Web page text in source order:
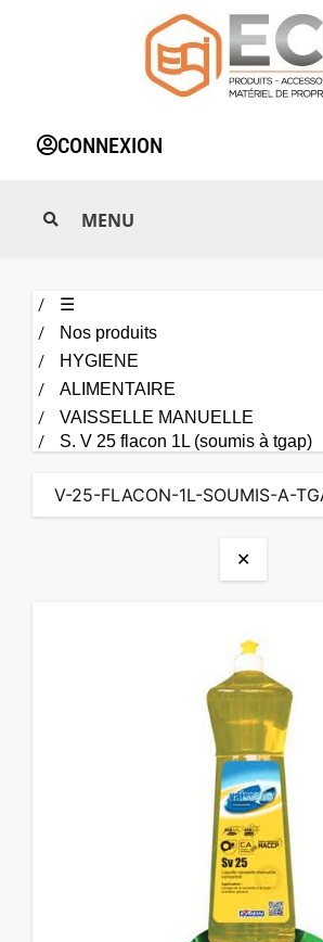
CONNEXION
☰
Nos produits
HYGIENE
ALIMENTAIRE
VAISSELLE MANUELLE
S. V 25 flacon 1L (soumis à tgap)
✕